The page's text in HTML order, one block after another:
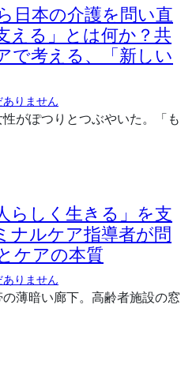
日本の介護を問い直
る」とは何か？共
で考える、「新しい
りません
らしく生きる」を支
ルケア指導者が問
ケアの本質
りません